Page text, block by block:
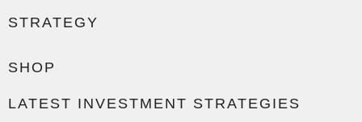
STRATEGY
SHOP
LATEST INVESTMENT STRATEGIES